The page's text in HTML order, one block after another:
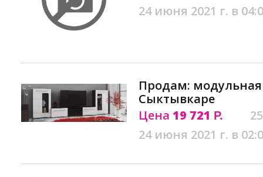
24 июня 2021 г. в
Продам:
Сыктывкаре
Цена 19 721 Р.
24 июня 2021 г. в